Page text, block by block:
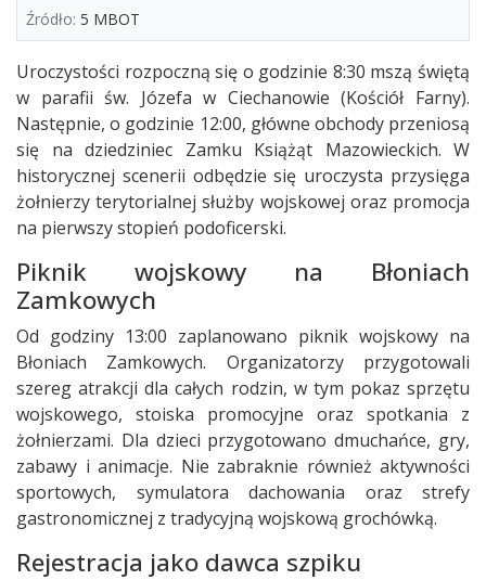
Źródło: 5 MBOT
Uroczystości rozpoczną się o godzinie 8:30 mszą świętą
w parafii św. Józefa w Ciechanowie (Kościół Farny).
Następnie, o godzinie 12:00, główne obchody przeniosą
się na dziedziniec Zamku Książąt Mazowieckich. W
historycznej scenerii odbędzie się uroczysta przysięga
żołnierzy terytorialnej służby wojskowej oraz promocja
na pierwszy stopień podoficerski.
Piknik wojskowy na Błoniach
Zamkowych
Od godziny 13:00 zaplanowano piknik wojskowy na
Błoniach Zamkowych. Organizatorzy przygotowali
szereg atrakcji dla całych rodzin, w tym pokaz sprzętu
wojskowego, stoiska promocyjne oraz spotkania z
żołnierzami. Dla dzieci przygotowano dmuchańce, gry,
zabawy i animacje. Nie zabraknie również aktywności
sportowych, symulatora dachowania oraz strefy
gastronomicznej z tradycyjną wojskową grochówką.
Rejestracja jako dawca szpiku